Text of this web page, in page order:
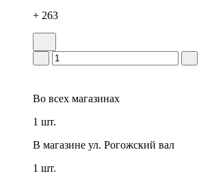
+ 263
Во всех магазинах
1 шт.
В магазине ул. Рогожский вал
1 шт.